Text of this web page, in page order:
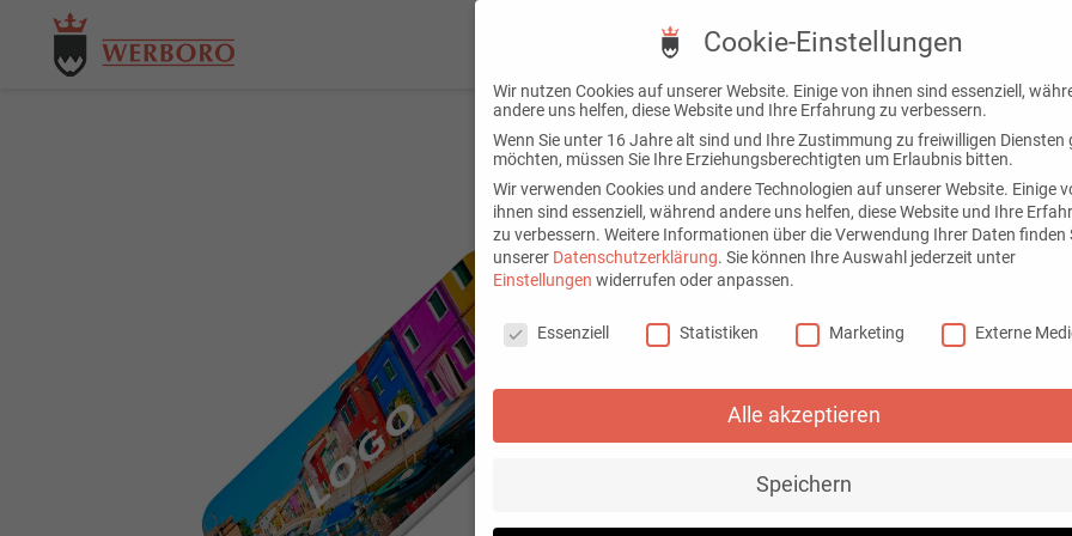
bedrucken
Nutzvolle Werbeartikel
Erstklassiger Service und
Cookie-Einstellungen
Wir nutzen Cookies auf unserer Website. Einige von ihnen sind essenziell,
andere uns helfen, diese Website und Ihre Erfahrung zu verbessern.
Wenn Sie unter 16 Jahre alt sind und Ihre Zustimmung zu freiwilligen Diensten
möchten, müssen Sie Ihre Erziehungsberechtigten um Erlaubnis bitten.
Wir verwenden Cookies und andere Technologien auf unserer Website. Einige
ihnen sind essenziell, während andere uns helfen, diese Website und Ihre
zu verbessern. Weitere Informationen über die Verwendung Ihrer Daten finden
unserer Datenschutzerklärung. Sie können Ihre Auswahl jederzeit unter
Einstellungen widerrufen oder anpassen.
Essenziell
Statistiken Marketing Externe
Alle akzeptieren
Speichern